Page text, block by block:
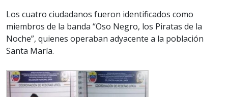
Los cuatro ciudadanos fueron identificados como
miembros de la banda “Oso Negro, los Piratas de la
Noche”, quienes operaban adyacente a la población
Santa María.